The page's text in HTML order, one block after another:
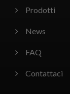
Prodotti
News
FAQ
Contattaci